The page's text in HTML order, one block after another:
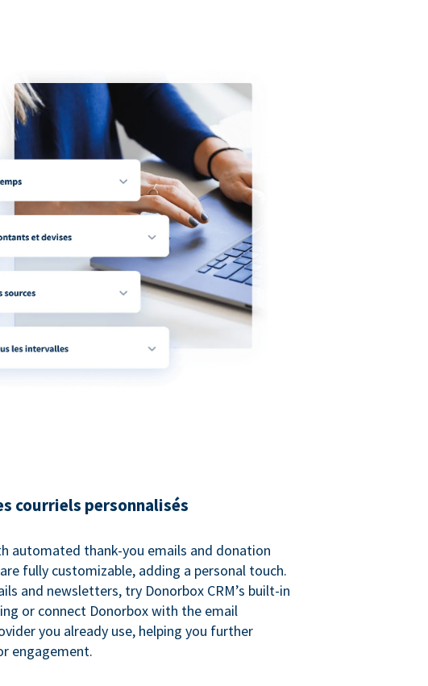
courriels personnalisés
automated thank-you emails and donation
fully customizable, adding a personal touch.
and newsletters, try Donorbox CRM’s built-in
or connect Donorbox with the email
you already use, helping you further
engagement.